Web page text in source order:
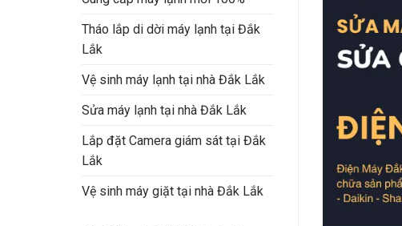
Tháo lắp di dời máy lạnh tại Đắk
Lắk
Vệ sinh máy lạnh tại nhà Đắk Lắk
Sửa máy lạnh tại nhà Đắk Lắk
Lắp đặt Camera giám sát tại Đắk
Lắk
Vệ sinh máy giặt tại nhà Đắk Lắk